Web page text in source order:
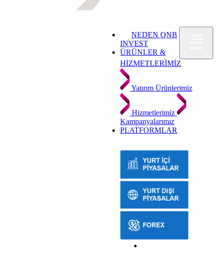
NEDEN QNB
INVEST
ÜRÜNLER &
HİZMETLERİMİZ
Yatırım Ürünlerimiz
Hizmetlerimiz
Kampanyalarımız
PLATFORMLAR